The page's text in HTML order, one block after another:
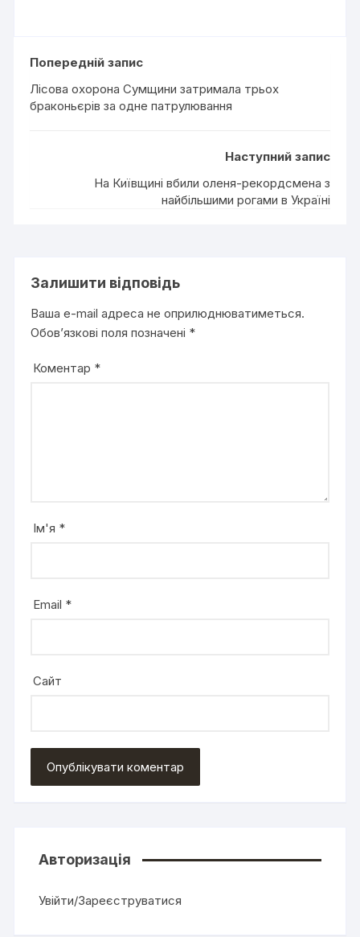
Попередній запис
Лісова охорона Сумщини затримала трьох
браконьєрів за одне патрулювання
Наступний запис
На Київщині вбили оленя-рекордсмена з
найбільшими рогами в Україні
Залишити відповідь
Ваша e-mail адреса не оприлюднюватиметься.
Обов’язкові поля позначені *
Коментар *
Ім'я *
Email *
Сайт
Авторизація
Увійти/Зареєструватися